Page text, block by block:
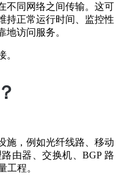
不同网络之间传输。这可
持正常运行时间、监控性
地访问服务。
。
施，例如光纤线路、移动
由器、交换机、BGP 路
工程。